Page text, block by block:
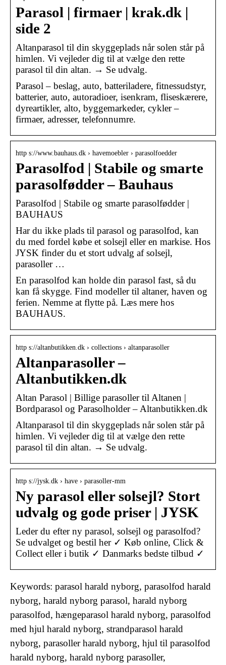
Parasol | firmaer | krak.dk |
side 2
Altanparasol til din skyggeplads når solen står på
himlen. Vi vejleder dig til at vælge den rette
parasol til din altan. → Se udvalg.
Parasol – beslag, auto, batteriladere, fitnessudstyr,
batterier, auto, autoradioer, isenkram, fliseskærere,
dyreartikler, alto, byggemarkeder, cykler –
firmaer, adresser, telefonnumre.
http s://www.bauhaus.dk › havemoebler › parasolfoedder
Parasolfod | Stabile og smarte
parasolfødder – Bauhaus
Parasolfod | Stabile og smarte parasolfødder |
BAUHAUS
Har du ikke plads til parasol og parasolfod, kan
du med fordel købe et solsejl eller en markise. Hos
JYSK finder du et stort udvalg af solsejl,
parasoller …
En parasolfod kan holde din parasol fast, så du
kan få skygge. Find modeller til altaner, haven og
ferien. Nemme at flytte på. Læs mere hos
BAUHAUS.
http s://altanbutikken.dk › collections › altanparasoller
Altanparasoller –
Altanbutikken.dk
Altan Parasol | Billige parasoller til Altanen |
Bordparasol og Parasolholder – Altanbutikken.dk
Altanparasol til din skyggeplads når solen står på
himlen. Vi vejleder dig til at vælge den rette
parasol til din altan. → Se udvalg.
http s://jysk.dk › have › parasoller-mm
Ny parasol eller solsejl? Stort
udvalg og gode priser | JYSK
Leder du efter ny parasol, solsejl og parasolfod?
Se udvalget og bestil her ✓ Køb online, Click &
Collect eller i butik ✓ Danmarks bedste tilbud ✓
Keywords: parasol harald nyborg, parasolfod harald
nyborg, harald nyborg parasol, harald nyborg
parasolfod, hængeparasol harald nyborg, parasolfod
med hjul harald nyborg, strandparasol harald
nyborg, parasoller harald nyborg, hjul til parasolfod
harald nyborg, harald nyborg parasoller,